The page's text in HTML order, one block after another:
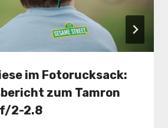
im Fotorucksack:
zum Tamron
2-2.8